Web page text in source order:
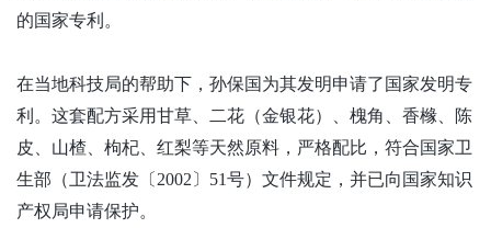
的国家专利。
在当地科技局的帮助下，孙保国为其发明申请了国家发明专
利。这套配方采用甘草、二花（金银花）、槐角、香橼、陈
皮、山楂、枸杞、红梨等天然原料，严格配比，符合国家卫
生部（卫法监发〔 2002〕51号）文件规定，并已向国家知识
产权局申请保护。